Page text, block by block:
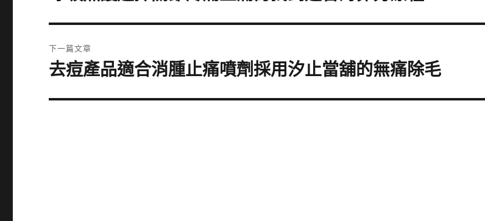
篇
文
章:
下一篇文章
下
篇
去痘產品適合消腫止痛噴劑採用汐止當舖的無痛除毛